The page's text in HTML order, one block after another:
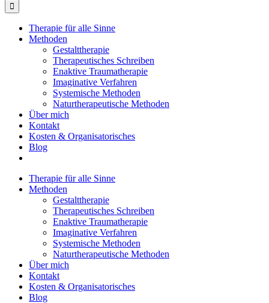
Therapie für alle Sinne
Methoden
Gestalttherapie
Therapeutisches Schreiben
Enaktive Traumatherapie
Imaginative Verfahren
Systemische Methoden
Naturtherapeutische Methoden
Über mich
Kontakt
Kosten & Organisatorisches
Blog
Therapie für alle Sinne
Methoden
Gestalttherapie
Therapeutisches Schreiben
Enaktive Traumatherapie
Imaginative Verfahren
Systemische Methoden
Naturtherapeutische Methoden
Über mich
Kontakt
Kosten & Organisatorisches
Blog